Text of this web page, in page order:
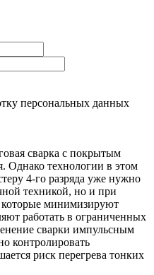
персональных данных
сварка с покрытым
Однако технологии в этом
4-го разряда уже нужно
техникой, но и при
минимизируют
работать в ограниченных
сварки импульсным
контролировать
риск перегрева тонких